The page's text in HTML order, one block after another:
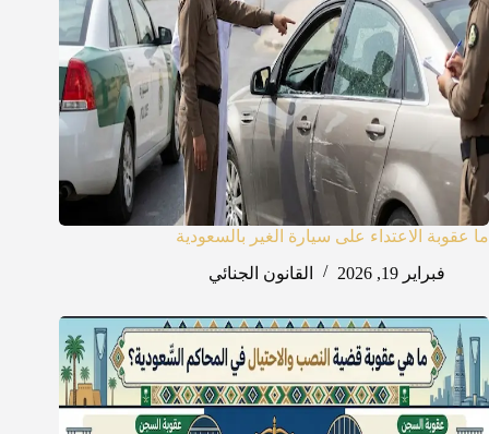
ما عقوبة الاعتداء على سيارة الغير بالسعودية
فبراير 19, 2026
القانون الجنائي